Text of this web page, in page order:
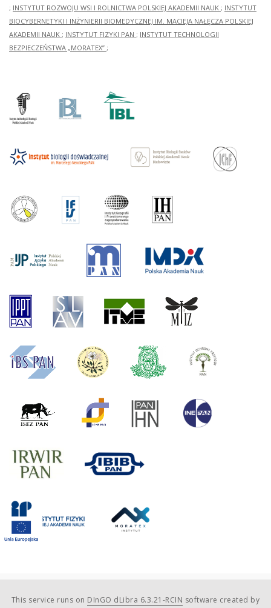
; INSTYTUT ROZWOJU WSI I ROLNICTWA POLSKIEJ AKADEMII NAUK ; INSTYTUT
BIOCYBERNETYKI I INŻYNIERII BIOMEDYCZNEJ IM. MACIEJA NAŁĘCZA POLSKIEJ
AKADEMII NAUK ; INSTYTUT FIZYKI PAN ; INSTYTUT TECHNOLOGII
BEZPIECZEŃSTWA „MORATEX” ;
This service runs on DInGO dLibra 6.3.21-RCIN software created by